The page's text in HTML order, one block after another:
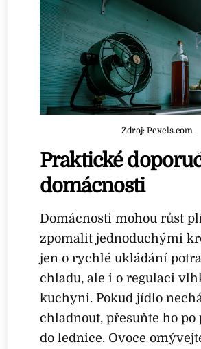
Zdroj: Pexels.com
Praktické
domácnosti
Domácnosti mohou růst
zpomalit jednoduchými
jen o rychlé ukládání
chladu, ale i o regulaci
kuchyni. Pokud jídlo
chladnout, přesuňte ho po
do lednice. Ovoce